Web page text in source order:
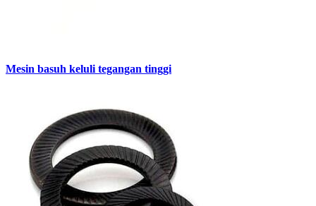
Mesin basuh keluli tegangan tinggi